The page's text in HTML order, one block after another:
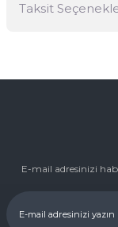
Taksit
E-mail adresinizi